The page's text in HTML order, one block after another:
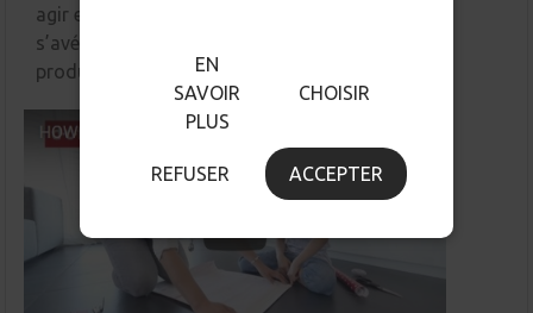
agir et raclez avec une spatule. Si des retouches
s’avéraient nécessaires, vous pourrez utiliser un
produit à vitre.
EN
SAVOIR
PLUS
CHOISIR
REFUSER ACCEPTER